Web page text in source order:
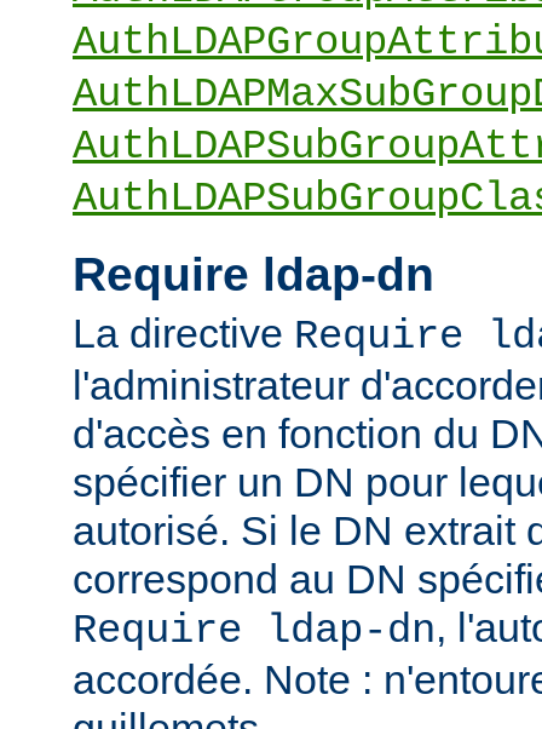
Require ldap-dn
La directive Require
l'administrateur
d'accès en fonction du
spécifier un DN pour
autorisé. Si le DN extrait
correspond au DN
Require ldap-dn,
accordée. Note :